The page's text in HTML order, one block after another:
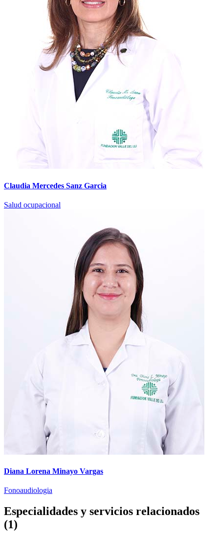
Claudia Mercedes Sanz Garcia
Salud ocupacional
Diana Lorena Minayo Vargas
Fonoaudiologia
Especialidades y servicios relacionados
(1)